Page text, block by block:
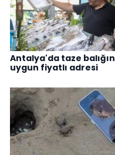
Antalya'da taze balığın
uygun fiyatlı adresi